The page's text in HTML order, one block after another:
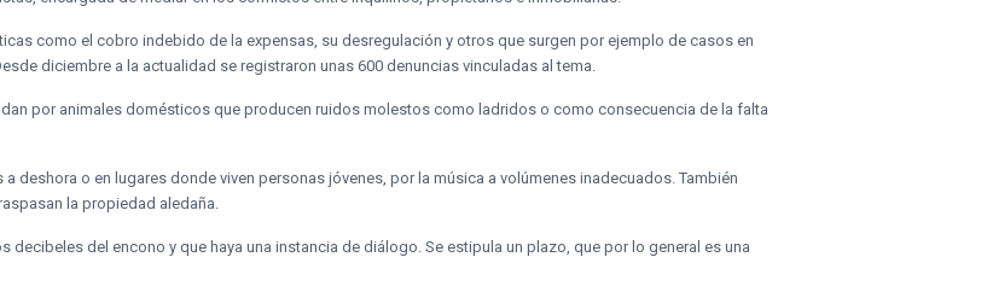
como el cobro indebido de la expensas, su desregulación y otros que surgen por ejemplo de casos en
diciembre a la actualidad se registraron unas 600 denuncias vinculadas al tema.
por animales domésticos que producen ruidos molestos como ladridos o como consecuencia de la falta
deshora o en lugares donde viven personas jóvenes, por la música a volúmenes inadecuados. También
la propiedad aledaña.
del encono y que haya una instancia de diálogo. Se estipula un plazo, que por lo general es una